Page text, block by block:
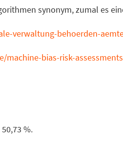
synonym, zumal es
verwaltung-behoerden-
bias-risk-
%.